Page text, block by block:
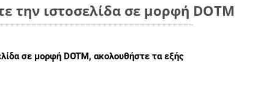
την ιστοσελίδα σε μορφή DOTM
σε μορφή DOTM, ακολουθήστε τα εξής